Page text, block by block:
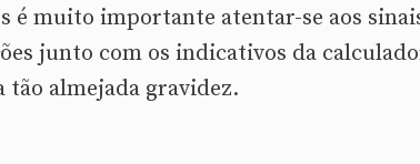
é muito importante atentar-se aos
junto com os indicativos da
tão almejada gravidez.